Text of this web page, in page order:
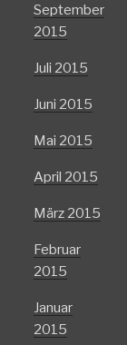
September
2015
Juli 2015
Juni 2015
Mai 2015
April 2015
März 2015
Februar
2015
Januar
2015